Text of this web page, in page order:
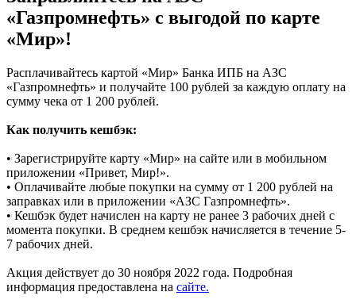
«Газпромнефть» с выгодой по карте
«Мир»!
Расплачивайтесь картой «Мир» Банка ИПБ на АЗС
«Газпромнефть» и получайте 100 рублей за каждую оплату на
сумму чека от 1 200 рублей.
Как получить кешбэк:
• Зарегистрируйте карту «Мир» на сайте или в мобильном
приложении «Привет, Мир!».
• Оплачивайте любые покупки на сумму от 1 200 рублей на
заправках или в приложении «АЗС Газпромнефть».
• Кешбэк будет начислен на карту не ранее 3 рабочих дней с
момента покупки. В среднем кешбэк начисляется в течение 5-
7 рабочих дней.
Акция действует до 30 ноября 2022 года. Подробная
информация предоставлена на сайте.